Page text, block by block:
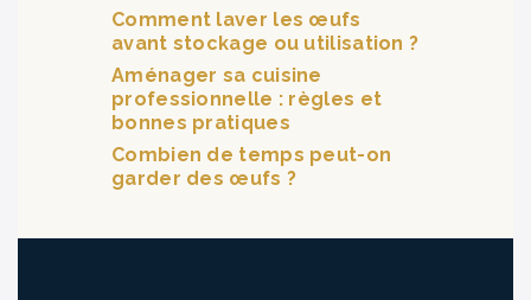
Comment laver les œufs
avant stockage ou utilisation ?
Aménager sa cuisine
professionnelle : règles et
bonnes pratiques
Combien de temps peut-on
garder des œufs ?